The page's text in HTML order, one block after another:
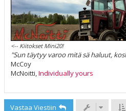
<-- Kiitokset Mini20!
"Sun täytyy varoo mitä sä haluut,
McCoy
McNoitti,Individually yours
Vastaa Viestiin